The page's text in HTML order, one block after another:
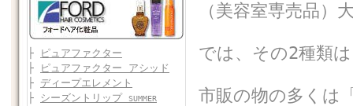
├
ピュアファクター
├
ピュアファクター アシッド
├ ディープエレメント
├ シーズントリップ SUMMER
（美容室専売品
では、その2種類
市販の物の多くは